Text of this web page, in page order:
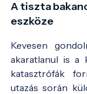
A tiszta
eszköze
Kevesen
akaratlanul is a
katasztrófák
utazás során